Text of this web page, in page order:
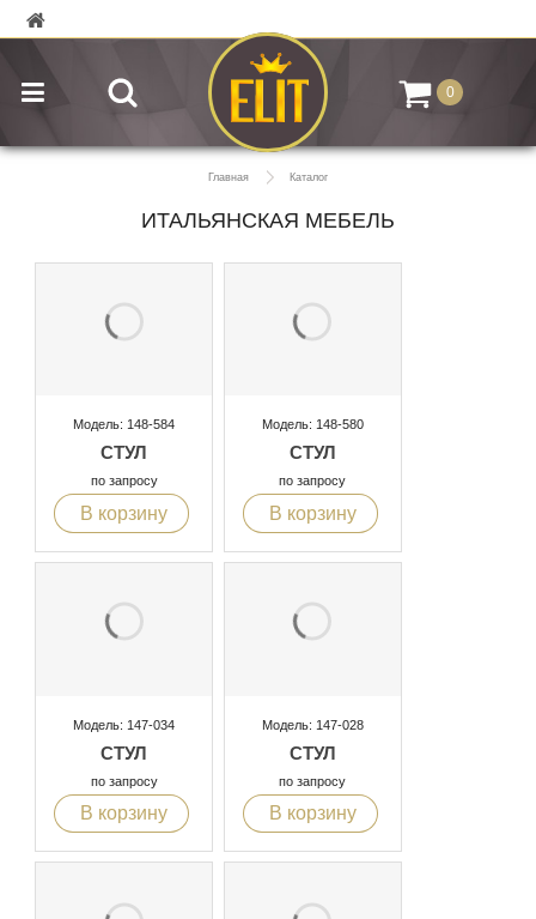
0
Главная Каталог
ИТАЛЬЯНСКАЯ МЕБЕЛЬ
Модель: 148-584
СТУЛ
по запросу
В корзину
Модель: 148-580
СТУЛ
по запросу
В корзину
Модель: 147-034
СТУЛ
по запросу
В корзину
Модель: 147-028
СТУЛ
по запросу
В корзину